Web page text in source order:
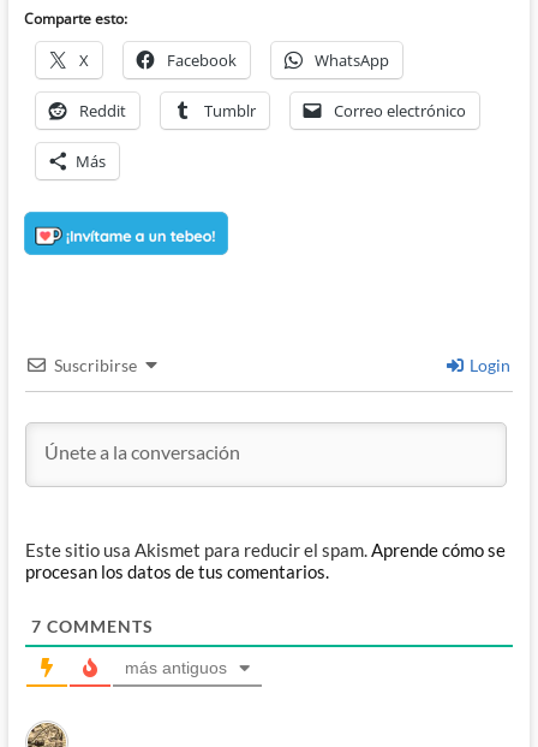
Comparte esto:
X Facebook WhatsApp
Reddit Tumblr Correo electrónico
Más
Suscribirse Login
Este sitio usa Akismet para reducir el spam.Aprende cómo se
procesan los datos de tus comentarios.
7 COMMENTS
más antiguos